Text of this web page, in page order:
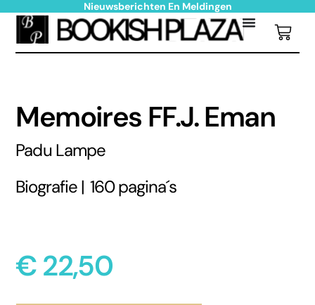
Nieuwsberichten En Meldingen
Memoires FF.J. Eman
Padu Lampe
Biografie | 160 pagina´s
€22,50